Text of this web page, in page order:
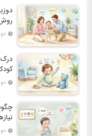
درک
کودکان ۱ تا ۳